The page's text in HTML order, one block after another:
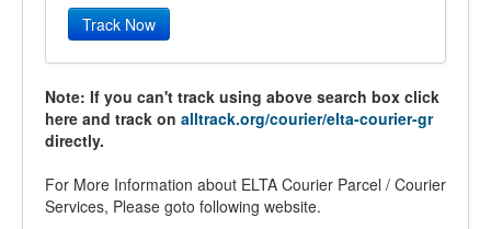
Track Now
Note: If you can't track using above search box click
here and track on alltrack.org/courier/elta-courier-gr
directly.
For More Information about ELTA Courier Parcel / Courier
Services, Please goto following website.